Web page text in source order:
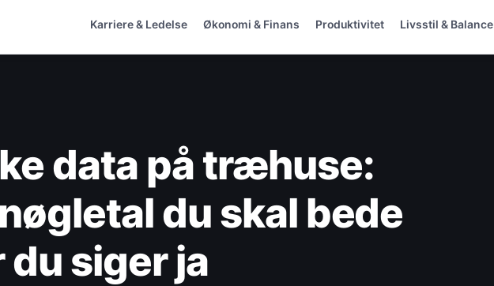
Karriere & Ledelse Økonomi & Finans Produktivitet Livsstil & Balance
data på træhuse:
du skal bede
du siger ja